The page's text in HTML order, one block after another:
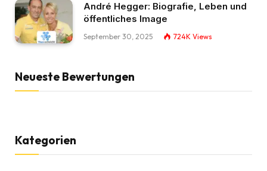
André Hegger: Biografie, Leben und
öffentliches Image
September 30, 2025 724K Views
Neueste Bewertungen
Kategorien